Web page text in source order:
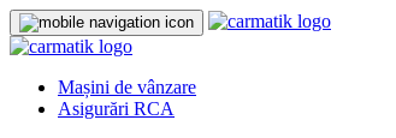
Mașini de vânzare
Asigurări RCA